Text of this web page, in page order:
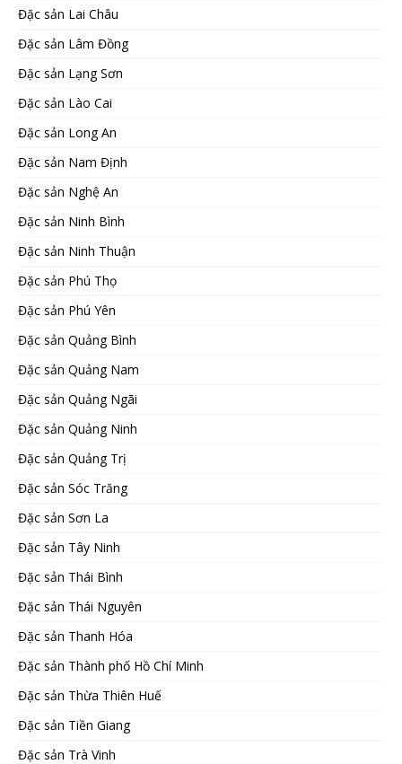
Đặc sản Lai Châu
Đặc sản Lâm Đồng
Đặc sản Lạng Sơn
Đặc sản Lào Cai
Đặc sản Long An
Đặc sản Nam Định
Đặc sản Nghệ An
Đặc sản Ninh Bình
Đặc sản Ninh Thuận
Đặc sản Phú Thọ
Đặc sản Phú Yên
Đặc sản Quảng Bình
Đặc sản Quảng Nam
Đặc sản Quảng Ngãi
Đặc sản Quảng Ninh
Đặc sản Quảng Trị
Đặc sản Sóc Trăng
Đặc sản Sơn La
Đặc sản Tây Ninh
Đặc sản Thái Bình
Đặc sản Thái Nguyên
Đặc sản Thanh Hóa
Đặc sản Thành phố Hồ Chí Minh
Đặc sản Thừa Thiên Huế
Đặc sản Tiền Giang
Đặc sản Trà Vinh